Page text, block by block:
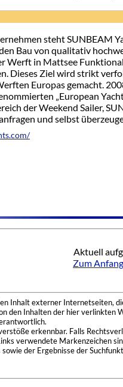
steht SUNBEAM
Bau von qualitativ
Werft in Mattsee
Dieses Ziel wird strikt
Europas gemacht.
„European
der Weekend Sailer,
und selbst
Aktuell
Zum
Inhalt externer Internetseiten,
den Inhalten der hier
erkennbar. Falls
verwendete Markenzeichen
der Ergebnisse der